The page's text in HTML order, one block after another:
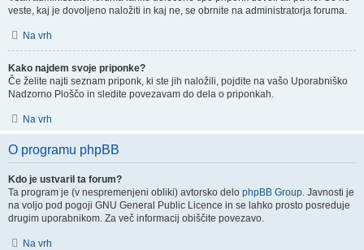
veste, kaj je dovoljeno naložiti in kaj ne, se obrnite na administratorja foruma.
Na vrh
Kako najdem svoje priponke?
Če želite najti seznam priponk, ki ste jih naložili, pojdite na vašo Uporabniško
Nadzorno Ploščo in sledite povezavam do dela o priponkah.
Na vrh
O programu phpBB
Kdo je ustvaril ta forum?
Ta program je (v nespremenjeni obliki) avtorsko delo phpBB Group. Javnosti je
na voljo pod pogoji GNU General Public Licence in se lahko prosto posreduje
drugim uporabnikom. Za več informacij obiščite povezavo.
Na vrh